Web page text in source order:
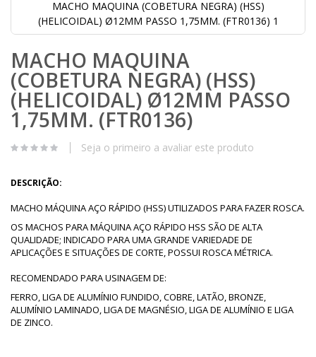
MACHO MAQUINA (COBETURA NEGRA) (HSS)
(HELICOIDAL) Ø12MM PASSO 1,75MM. (FTR0136) 1
para
o
início
da
Galeria
de
imagens
MACHO MAQUINA
(COBETURA NEGRA) (HSS)
(HELICOIDAL) Ø12MM PASSO
1,75MM. (FTR0136)
Seja o primeiro a avaliar este produto
DESCRIÇÃO:
MACHO MÁQUINA AÇO RÁPIDO (HSS) UTILIZADOS PARA FAZER ROSCA.
OS MACHOS PARA MÁQUINA AÇO RÁPIDO HSS SÃO DE ALTA
QUALIDADE; INDICADO PARA UMA GRANDE VARIEDADE DE
APLICAÇÕES E SITUAÇÕES DE CORTE, POSSUI ROSCA MÉTRICA.
RECOMENDADO PARA USINAGEM DE:
FERRO, LIGA DE ALUMÍNIO FUNDIDO, COBRE, LATÃO, BRONZE,
ALUMÍNIO LAMINADO, LIGA DE MAGNÉSIO, LIGA DE ALUMÍNIO E LIGA
DE ZINCO.